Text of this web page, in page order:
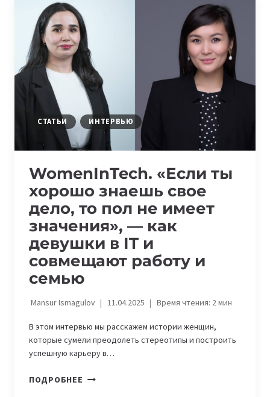
WOMEN
SHAPING
THE
IT
INDUSTRY
СТАТЬИ ИНТЕРВЬЮ
WomenInTech. «Если ты
хорошо знаешь свое
дело, то пол не имеет
значения», — как
девушки в IT и
совмещают работу и
семью
Mansur Ismagulov 11.04.2025 Время чтения: 2мин
В этом интервью мы расскажем истории женщин,
которые сумели преодолеть стереотипы и построить
успешную карьеру в…
ПОДРОБНЕЕ WOMENINTECH.